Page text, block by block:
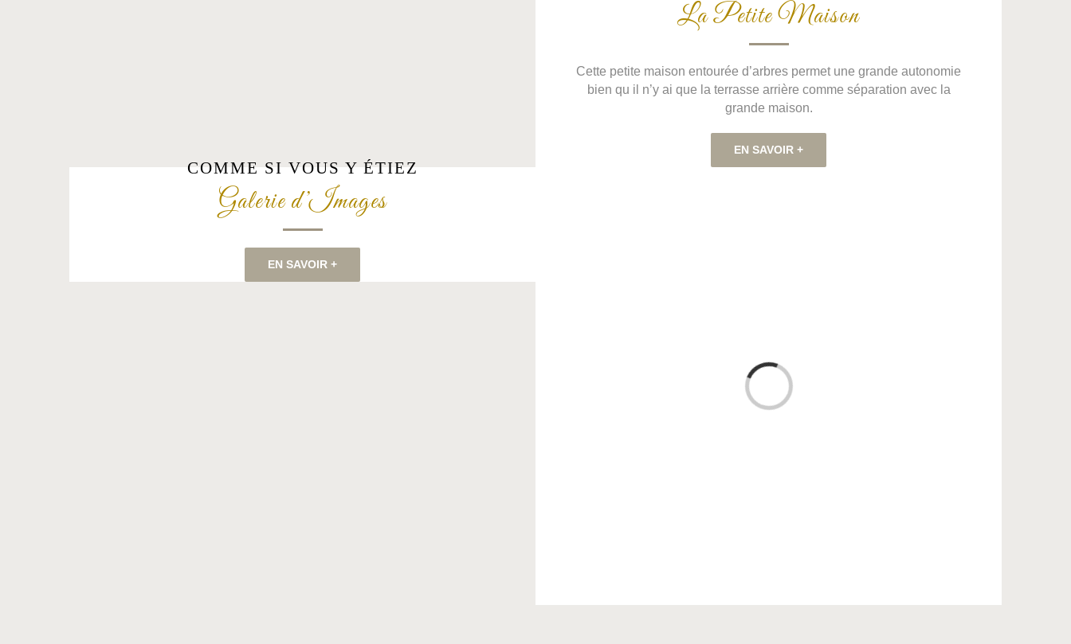
La Petite Maison
Cette petite maison entourée d’arbres permet une grande autonomie
bien qu il n’y ai que la terrasse arrière comme séparation avec la
grande maison.
EN SAVOIR +
COMME SI VOUS Y ÉTIEZ
Galerie d’Images
EN SAVOIR +
Chargement…